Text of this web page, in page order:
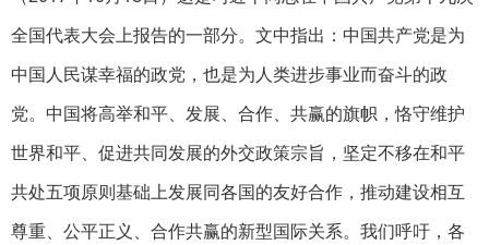
全国代表大会上报告的一部分。文中指出：中国共产党是为
中国人民谋幸福的政党，也是为人类进步事业而奋斗的政
党。中国将高举和平、发展、合作、共赢的旗帜，恪守维护
世界和平、促进共同发展的外交政策宗旨，坚定不移在和平
共处五项原则基础上发展同各国的友好合作，推动建设相互
尊重、公平正义、合作共赢的新型国际关系。我们呼吁，各